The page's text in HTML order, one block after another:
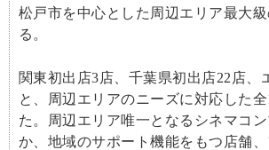
松戸市を中心とした周辺エリア最大
る。
関東初出店3店、千葉県初出店22店、
と、周辺エリアのニーズに対応した
た。周辺エリア唯一となるシネマコ
か、地域のサポート機能をもつ店舗、